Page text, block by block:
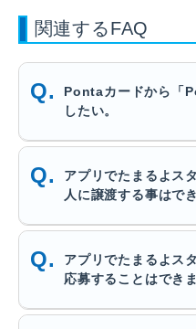
関連するFAQ
Pontaカードから「
したい。
アプリでたまるよス
人に譲渡する事はで
アプリでたまるよス
応募することはでき